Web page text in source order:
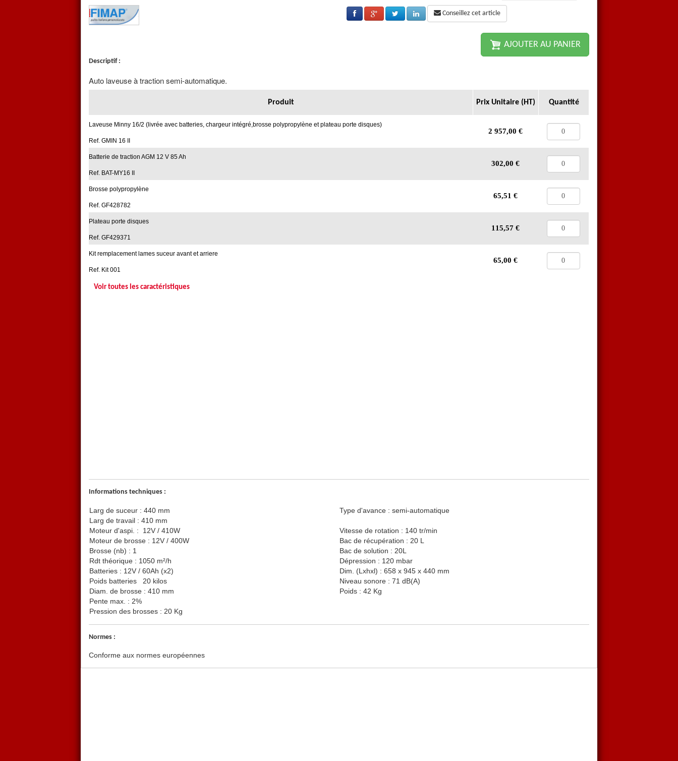
Conseillez cet article
AJOUTER AU PANIER
Descriptif :
Auto laveuse à traction semi-automatique.
Produit Prix Unitaire (HT) Quantité
Laveuse Minny 16/2 (livrée avec batteries, chargeur intégré,brosse polypropylène et plateau porte disques)
Ref. GMIN 16 II
2 957,00 €
Batterie de traction AGM 12 V 85 Ah
Ref. BAT-MY16 II
302,00 €
Brosse polypropylène
Ref. GF428782
65,51 €
Plateau porte disques
Ref. GF429371
115,57 €
Kit remplacement lames suceur avant et arriere
Ref. Kit 001
65,00 €
Voir toutes les caractéristiques
Informations techniques :
Larg de suceur : 440 mm
Larg de travail : 410 mm
Moteur d'aspi. :
12V / 410W
Moteur de brosse : 12V / 400W
Brosse (nb) : 1
Rdt théorique : 1050 m²/h
Batteries : 12V / 60Ah (x2)
Poids batteries 20 kilos
Diam. de brosse : 410 mm
Pente max. : 2%
Pression des brosses : 20 Kg
Type d'avance : semi-automatique
Vitesse de rotation : 140 tr/min
Bac de récupération : 20 L
Bac de solution : 20L
Dépression : 120 mbar
Dim. (Lxhxl) : 658 x 945 x 440 mm
Niveau sonore : 71 dB(A)
Poids : 42 Kg
Normes :
Conforme aux normes européennes